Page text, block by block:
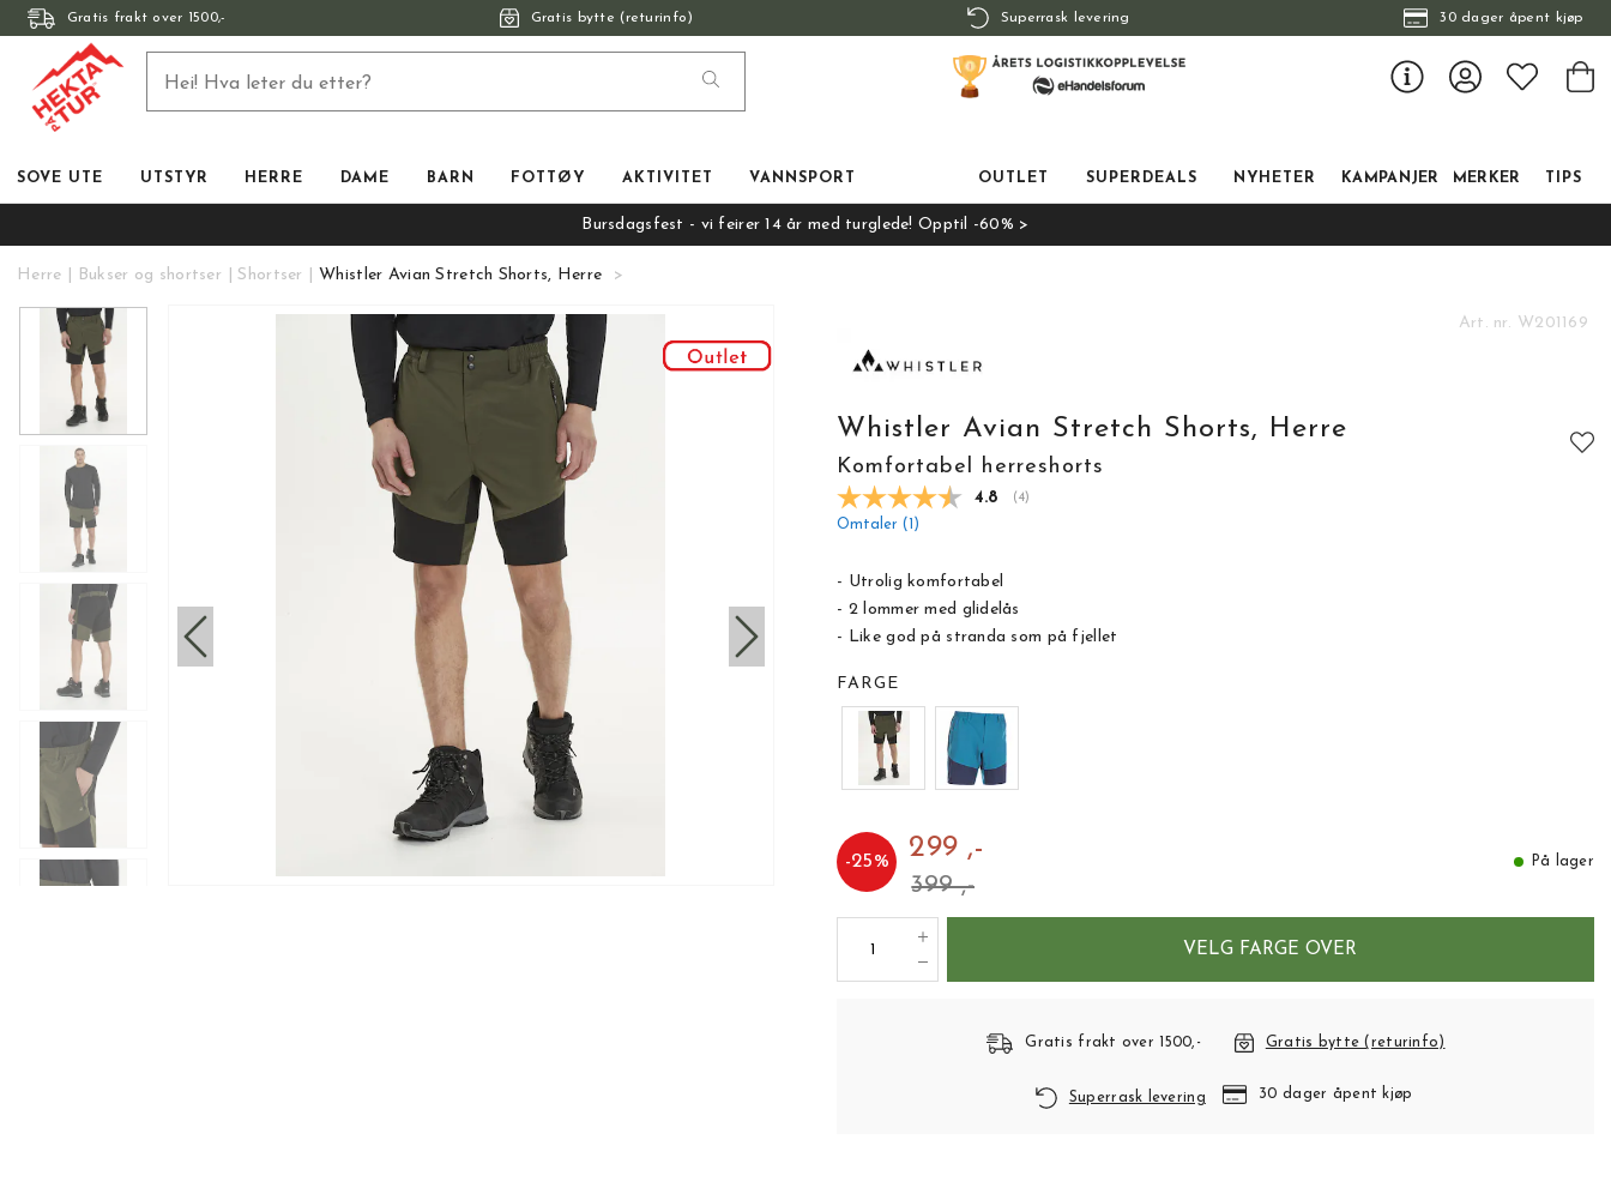
Gratis frakt over 1500,- Gratis bytte (returinfo) Superrask levering 30 dager åpent kjøp
SOVE UTE UTSTYR HERRE DAME BARN FOTTØY AKTIVITET VANNSPORT OUTLET SUPERDEALS NYHETER KAMPANJER MERKER TIPS
Bursdagsfest - vi feirer 14 år med turglede! Opptil -60% >
Herre Bukser og shortser Shortser Whistler Avian Stretch Shorts, Herre
Art. nr. W201169
Whistler Avian Stretch Shorts, Herre
Komfortabel herreshorts
Gjennomsnittskarakter:
4.8 (stemmer:
4)
Omtaler ( )
- Utrolig komfortabel
- 2 lommer med glidelås
- Like god på stranda som på fjellet
FARGE
-25% 299 ,-
399 ,-
På lager
VELG FARGE OVER
Gratis frakt over 1500,- Gratis bytte (returinfo)
Superrask levering 30 dager åpent kjøp